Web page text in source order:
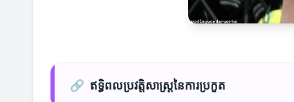
🔗 ឥទ្ធិពលប្រវត្តិសាស្ត្រនៃការប្រកួត